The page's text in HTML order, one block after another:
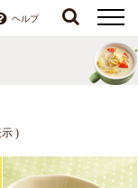
ヘルプ
示 )